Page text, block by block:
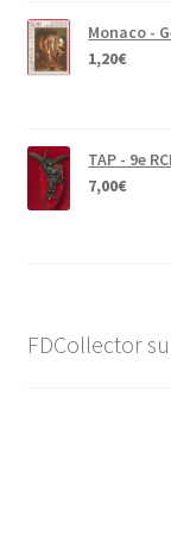
Monaco -
1,20€
TAP - 9e
7,00€
FDCollector